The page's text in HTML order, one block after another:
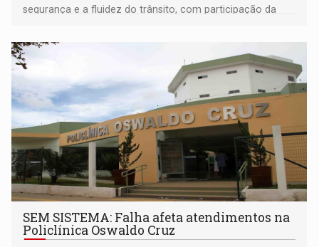
segurança e a fluidez do trânsito, com participação da
SEM SISTEMA: Falha afeta atendimentos na
Policlínica Oswaldo Cruz